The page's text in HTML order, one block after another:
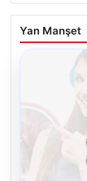
Yan Manşet